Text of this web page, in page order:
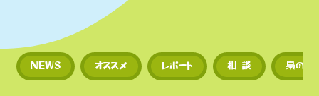
NEWS オススメ レポート 相 談 梟のひ